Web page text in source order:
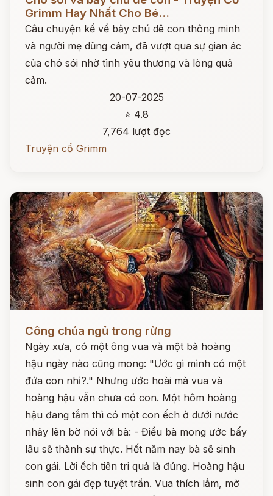
Grimm Hay Nhất Cho Bé...
Câu chuyện kể về bảy chú dê con thông minh
và người mẹ dũng cảm, đã vượt qua sự gian ác
của chó sói nhờ tình yêu thương và lòng quả
cảm.
20-07-2025
⭐ 4.8
7,764 lượt đọc
Truyện cổ Grimm
Công chúa ngủ trong rừng
Ngày xưa, có một ông vua và một bà hoàng
hậu ngày nào cũng mong: "Ước gì mình có một
đứa con nhỉ?." Nhưng ước hoài mà vua và
hoàng hậu vẫn chưa có con. Một hôm hoàng
hậu đang tắm thì có một con ếch ở dưới nước
nhảy lên bờ nói với bà: - Điều bà mong ước bấy
lâu sẽ thành sự thực. Hết năm nay bà sẽ sinh
con gái. Lời ếch tiên tri quả là đúng. Hoàng hậu
sinh con gái đẹp tuyệt trần. Vua thích lắm, mở